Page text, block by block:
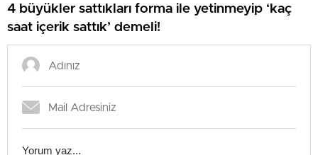
4 büyükler sattıkları forma ile yetinmeyip ‘kaç
saat içerik sattık’ demeli!